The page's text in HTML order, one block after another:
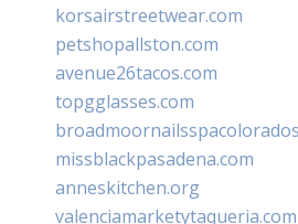
korsairstreetwear.com
petshopallston.com
avenue26tacos.com
topgglasses.com
missblackpasadena.com
anneskitchen.org
valenciamarketytaqueria.com